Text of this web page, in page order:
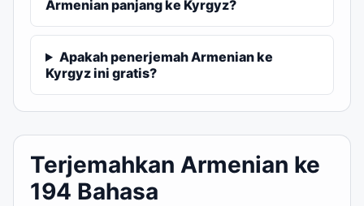
Armenian panjang ke Kyrgyz?
Apakah penerjemah Armenian ke
Kyrgyz ini gratis?
Terjemahkan Armenian ke
194 Bahasa